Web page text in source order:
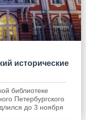
исторические
библиотеке
Петербургского
до 3 ноября